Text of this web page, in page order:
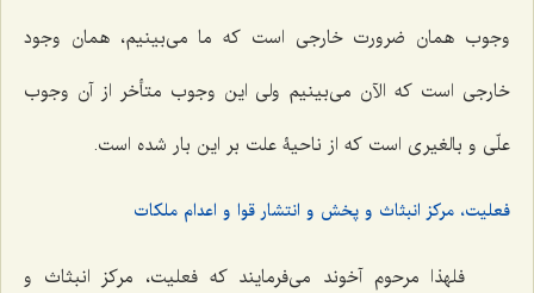
وجوب همان ضرورت خارجی است که ما می‌بینیم، همان وجود
خارجی است که الآن می‌بینیم ولی این وجوب متأخر از آن وجوب
علّی و بالغیری است که از ناحیۀ علت بر این بار شده است.
فعلیت، مرکز انبثاث و پخش و انتشار قوا و اعدام ملکات
فلهذا مرحوم آخوند می‌فرمایند که فعلیت، مرکز انبثاث و